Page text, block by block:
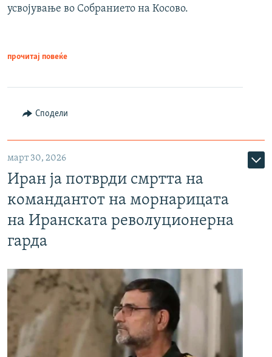
усвојување во Собранието на Косово.
прочитај повеќе
Сподели
март 30, 2026
Иран ја потврди смртта на
командантот на морнарицата
на Иранската револуционерна
гарда